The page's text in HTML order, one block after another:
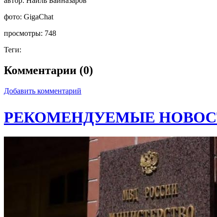
фото: GigaChat
просмотры: 748
Теги:
Комментарии (0)
Добавить комментарий
РЕКОМЕНДУЕМЫЕ